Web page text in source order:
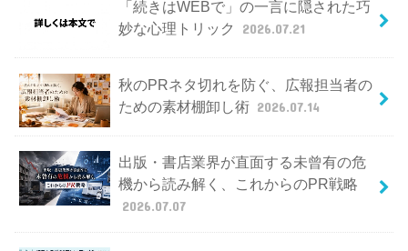
「続きはWEBで」の一言に隠された巧
妙な心理トリック
2026.07.21
秋のPRネタ切れを防ぐ、広報担当者の
ための素材棚卸し術 2026.07.14
出版・書店業界が直面する未曾有の危
機から読み解く、これからのPR戦略
2026.07.07